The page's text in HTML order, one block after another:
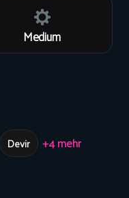
Medium
Devir +4 mehr